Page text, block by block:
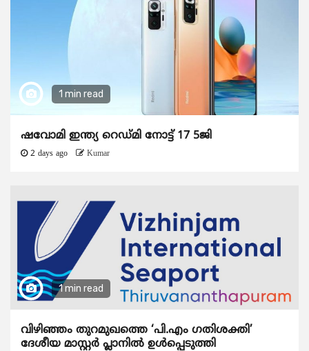
1 min read
ഷവോമി ഇന്ത്യ റെഡ്മി നോട്ട് 17 5ജി
2 days ago Kumar
1 min read
വിഴിഞ്ഞം തുറമുഖത്തെ ‘പി.എം ഗതിശക്തി’
ദേശീയ മാസ്റ്റർ പ്ലാനിൽ ഉൾപ്പെടുത്തി